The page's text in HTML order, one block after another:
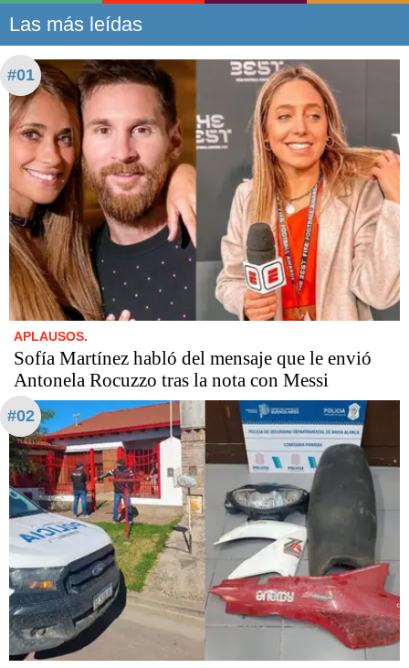
Las más leídas
#01
APLAUSOS.
Sofía Martínez habló del mensaje que le envió
Antonela Rocuzzo tras la nota con Messi
#02